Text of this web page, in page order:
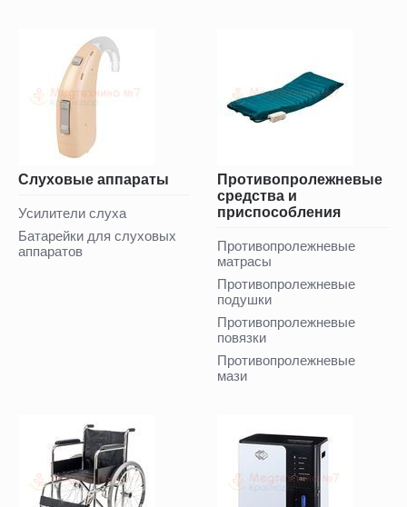
Слуховые аппараты
Усилители слуха
Батарейки для слуховых
аппаратов
Противопролежневые
средства и
приспособления
Противопролежневые
матрасы
Противопролежневые
подушки
Противопролежневые
повязки
Противопролежневые
мази